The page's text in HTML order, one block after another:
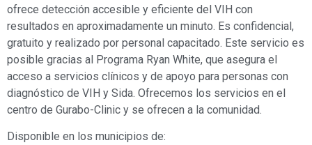
ofrece detección accesible y eficiente del VIH con
resultados en aproximadamente un minuto. Es confidencial,
gratuito y realizado por personal capacitado. Este servicio es
posible gracias al Programa Ryan White, que asegura el
acceso a servicios clínicos y de apoyo para personas con
diagnóstico de VIH y Sida. Ofrecemos los servicios en el
centro de Gurabo-Clinic y se ofrecen a la comunidad.
Disponible en los municipios de: